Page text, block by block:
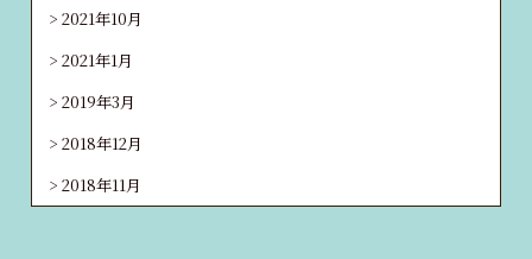
2021年10月
2021年1月
2019年3月
2018年12月
2018年11月